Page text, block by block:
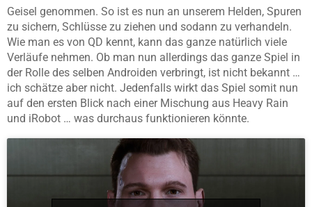
Geisel genommen. So ist es nun an unserem Helden, Spuren
zu sichern, Schlüsse zu ziehen und sodann zu verhandeln.
Wie man es von QD kennt, kann das ganze natürlich viele
Verläufe nehmen. Ob man nun allerdings das ganze Spiel in
der Rolle des selben Androiden verbringt, ist nicht bekannt …
ich schätze aber nicht. Jedenfalls wirkt das Spiel somit nun
auf den ersten Blick nach einer Mischung aus Heavy Rain
und iRobot … was durchaus funktionieren könnte.